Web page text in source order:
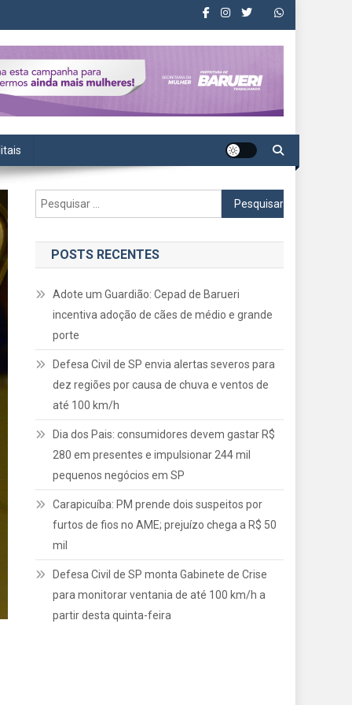
Pesquisar
por:
POSTS RECENTES
Adote um Guardião: Cepad de Barueri
incentiva adoção de cães de médio e grande
porte
Defesa Civil de SP envia alertas severos para
dez regiões por causa de chuva e ventos de
até 100 km/h
Dia dos Pais: consumidores devem gastar R$
280 em presentes e impulsionar 244 mil
pequenos negócios em SP
Carapicuíba: PM prende dois suspeitos por
furtos de fios no AME; prejuízo chega a R$ 50
mil
Defesa Civil de SP monta Gabinete de Crise
para monitorar ventania de até 100 km/h a
partir desta quinta-feira